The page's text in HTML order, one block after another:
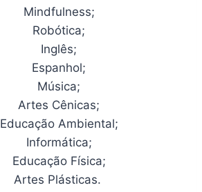
Mindfulness;
Robótica;
Inglês;
Espanhol;
Música;
Artes Cênicas;
Educação Ambiental;
Informática;
Educação Física;
Artes Plásticas.